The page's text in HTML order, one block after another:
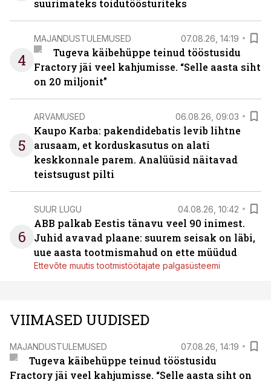
suurimateks toidutöösturiteks
4
MAJANDUSTULEMUSED 07.08.26, 14:19
Tugeva käibehüppe teinud tööstusidu
Fractory jäi veel kahjumisse. “Selle aasta siht
on 20 miljonit”
5
ARVAMUSED 06.08.26, 09:03
Kaupo Karba: pakendidebatis levib lihtne
arusaam, et korduskasutus on alati
keskkonnale parem. Analüüsid näitavad
teistsugust pilti
6
SUUR LUGU 04.08.26, 10:42
ABB palkab Eestis tänavu veel 90 inimest.
Juhid avavad plaane: suurem seisak on läbi,
uue aasta tootmismahud on ette müüdud
Ettevõte muutis tootmistöötajate palgasüsteemi
VIIMASED UUDISED
MAJANDUSTULEMUSED 07.08.26, 14:19
Tugeva käibehüppe teinud tööstusidu
Fractory jäi veel kahjumisse. “Selle aasta siht on